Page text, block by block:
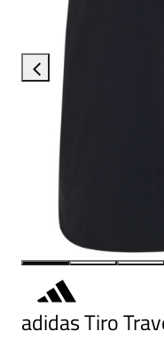
adidas Tiro